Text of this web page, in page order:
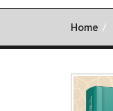
Home